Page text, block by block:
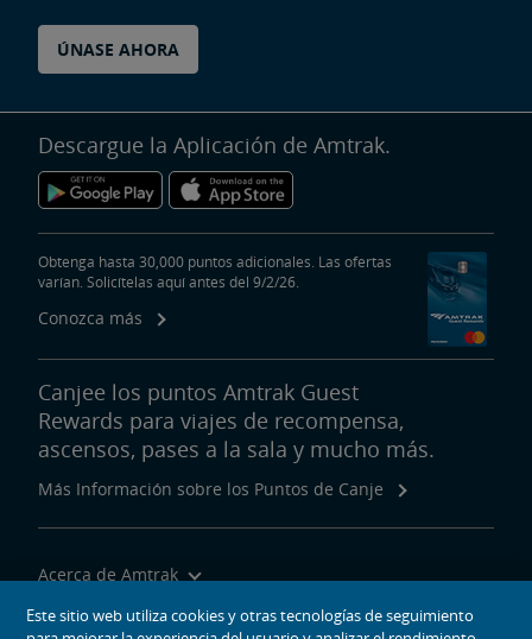
ÚNASE AHORA
Descargue la Aplicación de Amtrak.
Obtenga hasta 30,000 puntos adicionales. Las ofertas
varían. Solicítelas aquí antes del 9/2/26.
Conozca más
Canjee los puntos Amtrak Guest
Rewards para viajes de recompensa,
ascensos, pases a la sala y mucho más.
Más Información sobre los Puntos de Canje
Acerca de Amtrak
Viajar con Nosotros
Este sitio web utiliza cookies y otras tecnologías de seguimiento